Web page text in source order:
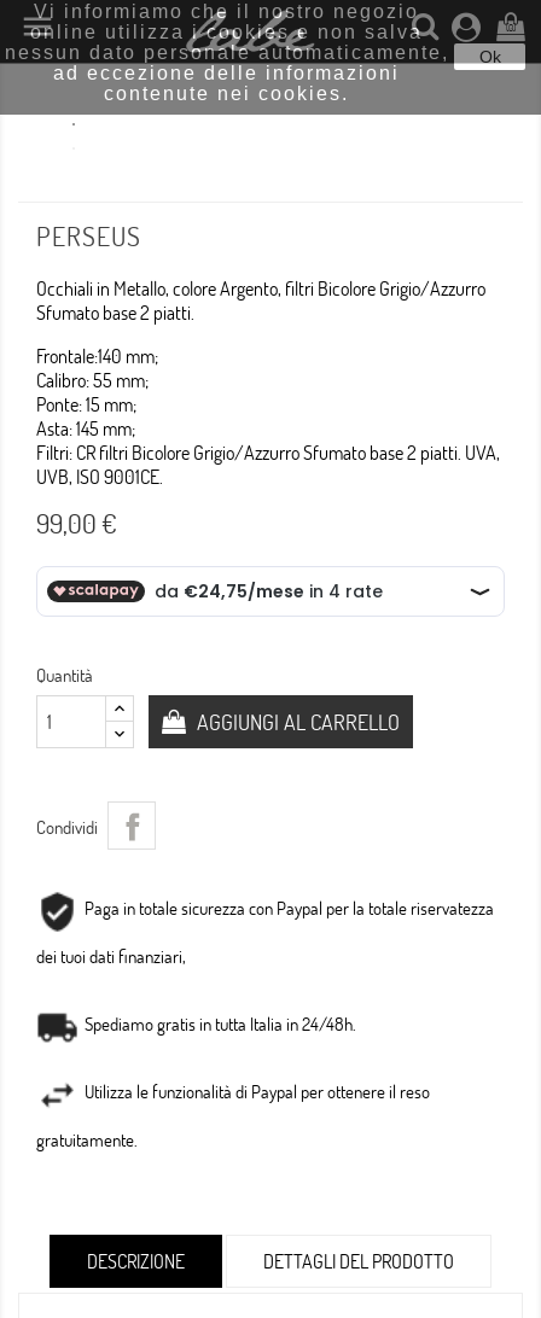
 (0)
PERSEUS
Occhiali in Metallo, colore Argento, filtri Bicolore Grigio/Azzurro
Sfumato base 2 piatti.
Frontale:140 mm;
Calibro: 55 mm;
Ponte: 15 mm;
Asta: 145 mm;
Filtri: CR filtri Bicolore Grigio/Azzurro Sfumato base 2 piatti. UVA,
UVB, ISO 9001CE.
99,00 €
Quantità
AGGIUNGI AL CARRELLO
Condividi
Paga in totale sicurezza con Paypal per la totale riservatezza
dei tuoi dati finanziari,
Spediamo gratis in tutta Italia in 24/48h.
Utilizza le funzionalità di Paypal per ottenere il reso
gratuitamente.
DESCRIZIONE DETTAGLI DEL PRODOTTO
Vi informiamo che il nostro negozio
online utilizza i cookies e non salva
nessun dato personale automaticamente,
ad eccezione delle informazioni
contenute nei cookies.
Ok